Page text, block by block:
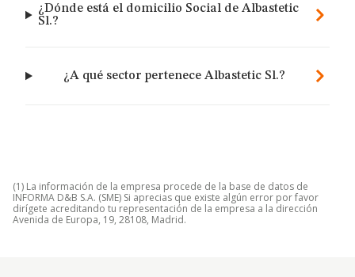
¿Dónde está el domicilio Social de Albastetic
Sl.?
¿A qué sector pertenece Albastetic Sl.?
(1) La información de la empresa procede de la base de datos de
INFORMA D&B S.A. (SME) Si aprecias que existe algún error por favor
dirígete acreditando tu representación de la empresa a la dirección
Avenida de Europa, 19, 28108, Madrid.